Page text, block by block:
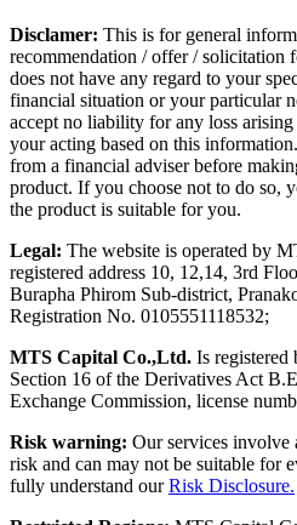
Disclamer: This is for general
recommendation / offer / solicitation
does not have any regard to your
financial situation or your particular
accept no liability for any loss
your acting based on this
from a financial adviser before
product. If you choose not to do so,
the product is suitable for you.
Legal: The website is operated by
registered address 10, 12,14, 3rd
Burapha Phirom Sub-district,
Registration No. 0105551118532;
MTS Capital Co.,Ltd. Is registered
Section 16 of the Derivatives Act
Exchange Commission, license
Risk warning: Our services involve
risk and can may not be suitable for
fully understand ourRisk Disclosure.